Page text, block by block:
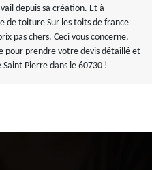
depuis sa création. Et à
de toiture Sur les toits de france
pas chers. Ceci vous concerne,
pour prendre votre devis détaillé et
Pierre dans le 60730 !